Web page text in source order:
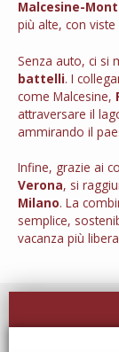
Malcesine-
più alte, con
Senza auto, ci si
battelli. I
come Malcesine,
attraversare il
ammirando il
Infine, grazie ai
Verona, si
Milano. La
semplice,
vacanza più